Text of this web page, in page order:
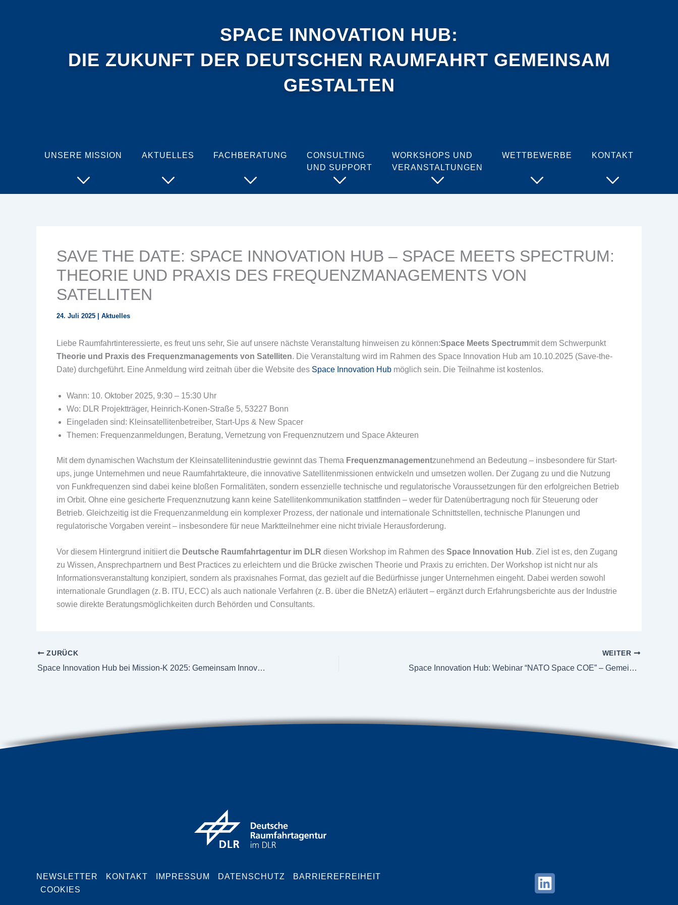
SPACE INNOVATION HUB:
DIE ZUKUNFT DER DEUTSCHEN RAUMFAHRT GEMEINSAM
GESTALTEN
UNSERE MISSION AKTUELLES FACHBERATUNG
CONSULTING
UND SUPPORT
WORKSHOPS UND
VERANSTALTUNGEN
WETTBEWERBE KONTAKT
SAVE THE DATE: SPACE INNOVATION HUB – SPACE MEETS SPECTRUM:
THEORIE UND PRAXIS DES FREQUENZMANAGEMENTS VON
SATELLITEN
24. Juli 2025 Aktuelles
Liebe Raumfahrtinteressierte, es freut uns sehr, Sie auf unsere nächste Veranstaltung hinweisen zu können:Space Meets Spectrummit dem Schwerpunkt
Theorie und Praxis des Frequenzmanagements von Satelliten. Die Veranstaltung wird im Rahmen des Space Innovation Hub am 10.10.2025 (Save-the-
Date) durchgeführt. Eine Anmeldung wird zeitnah über die Website des Space Innovation Hub möglich sein. Die Teilnahme ist kostenlos.
Wann: 10. Oktober 2025, 9:30 – 15:30 Uhr
Wo: DLR Projektträger, Heinrich-Konen-Straße 5, 53227 Bonn
Eingeladen sind: Kleinsatellitenbetreiber, Start-Ups & New Spacer
Themen: Frequenzanmeldungen, Beratung, Vernetzung von Frequenznutzern und Space Akteuren
Mit dem dynamischen Wachstum der Kleinsatellitenindustrie gewinnt das Thema Frequenzmanagementzunehmend an Bedeutung – insbesondere für Start-
ups, junge Unternehmen und neue Raumfahrtakteure, die innovative Satellitenmissionen entwickeln und umsetzen wollen. Der Zugang zu und die Nutzung
von Funkfrequenzen sind dabei keine bloßen Formalitäten, sondern essenzielle technische und regulatorische Voraussetzungen für den erfolgreichen Betrieb
im Orbit. Ohne eine gesicherte Frequenznutzung kann keine Satellitenkommunikation stattfinden – weder für Datenübertragung noch für Steuerung oder
Betrieb. Gleichzeitig ist die Frequenzanmeldung ein komplexer Prozess, der nationale und internationale Schnittstellen, technische Planungen und
regulatorische Vorgaben vereint – insbesondere für neue Marktteilnehmer eine nicht triviale Herausforderung.
Vor diesem Hintergrund initiiert die Deutsche Raumfahrtagentur im DLR diesen Workshop im Rahmen des Space Innovation Hub. Ziel ist es, den Zugang
zu Wissen, Ansprechpartnern und Best Practices zu erleichtern und die Brücke zwischen Theorie und Praxis zu errichten. Der Workshop ist nicht nur als
Informationsveranstaltung konzipiert, sondern als praxisnahes Format, das gezielt auf die Bedürfnisse junger Unternehmen eingeht. Dabei werden sowohl
internationale Grundlagen (z. B. ITU, ECC) als auch nationale Verfahren (z. B. über die BNetzA) erläutert – ergänzt durch Erfahrungsberichte aus der Industrie
sowie direkte Beratungsmöglichkeiten durch Behörden und Consultants.
ZURÜCK
Space Innovation Hub bei Mission-K 2025: Gemeinsam Innovationen im Raumfahrt- und Verteidigungssektor vorantreiben
WEITER
Space Innovation Hub: Webinar “NATO Space COE” – Gemeinsam für die Raumfahrt
NEWSLETTER KONTAKT IMPRESSUM DATENSCHUTZ
BARRIEREFREIHEIT
COOKIES